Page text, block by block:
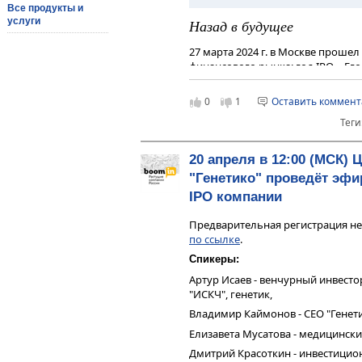
Все продукты и
услуги
Назад в будущее
27 марта 2024 г. в Москве
финансового рынка: год IPO».
рейтинговое агентство
Бизнес-решения». Участниками
корпоративные заемщики,
представители бирж,
0 1
Оставить
20 апреля в 12:00 (МСК)
"Генетико" проведёт
IPO компании
Предварительная регистрация
по ссылке.
Спикеры:
Артур Исаев - венчурный
"ИСКЧ", генетик,
Владимир Каймонов - CEO
Елизавета Мусатова -
Дмитрий Красоткин -